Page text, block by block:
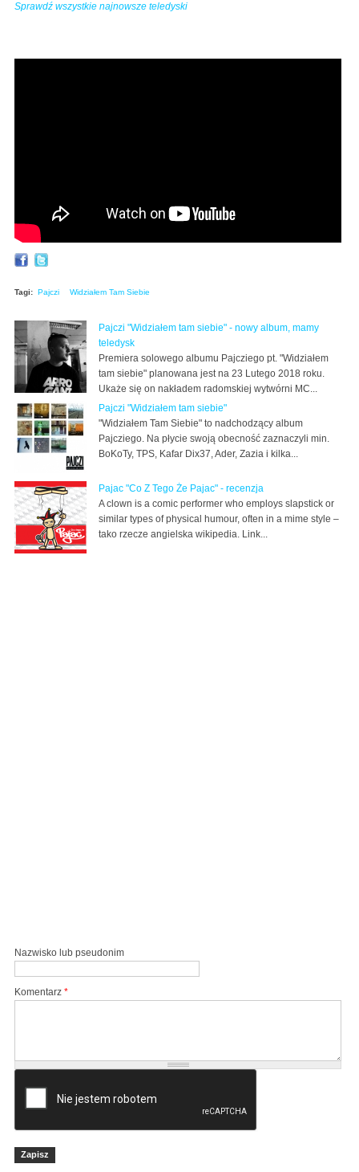
Sprawdź wszystkie najnowsze teledyski
Tagi: Pajczi Widziałem Tam Siebie
Pajczi "Widziałem tam siebie" - nowy album, mamy
teledysk
Premiera solowego albumu Pajcziego pt. "Widziałem
tam siebie" planowana jest na 23 Lutego 2018 roku.
Ukaże się on nakładem radomskiej wytwórni MC...
Pajczi "Widziałem tam siebie"
"Widziałem Tam Siebie" to nadchodzący album
Pajcziego. Na płycie swoją obecność zaznaczyli min.
BoKoTy, TPS, Kafar Dix37, Ader, Zazia i kilka...
Pajac "Co Z Tego Że Pajac" - recenzja
A clown is a comic performer who employs slapstick or
similar types of physical humour, often in a mime style –
tako rzecze angielska wikipedia. Link...
Nazwisko lub pseudonim
Komentarz *